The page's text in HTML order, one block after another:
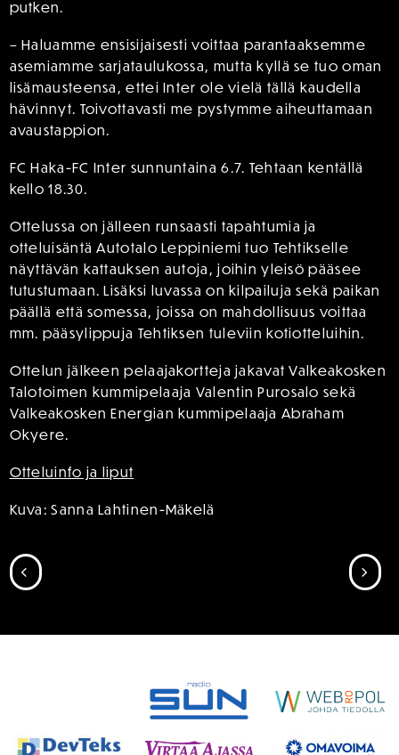
putken.
– Haluamme ensisijaisesti voittaa parantaaksemme
asemiamme sarjataulukossa, mutta kyllä se tuo oman
lisämausteensa, ettei Inter ole vielä tällä kaudella
hävinnyt. Toivottavasti me pystymme aiheuttamaan
avaustappion.
FC Haka-FC Inter sunnuntaina 6.7. Tehtaan kentällä
kello 18.30.
Ottelussa on jälleen runsaasti tapahtumia ja
otteluisäntä Autotalo Leppiniemi tuo Tehtikselle
näyttävän kattauksen autoja, joihin yleisö pääsee
tutustumaan. Lisäksi luvassa on kilpailuja sekä paikan
päällä että somessa, joissa on mahdollisuus voittaa
mm. pääsylippuja Tehtiksen tuleviin kotiotteluihin.
Ottelun jälkeen pelaajakortteja jakavat Valkeakosken
Talotoimen kummipelaaja Valentin Purosalo sekä
Valkeakosken Energian kummipelaaja Abraham
Okyere.
Otteluinfo ja liput
Kuva: Sanna Lahtinen-Mäkelä
SIIRRY EDELLISEEN